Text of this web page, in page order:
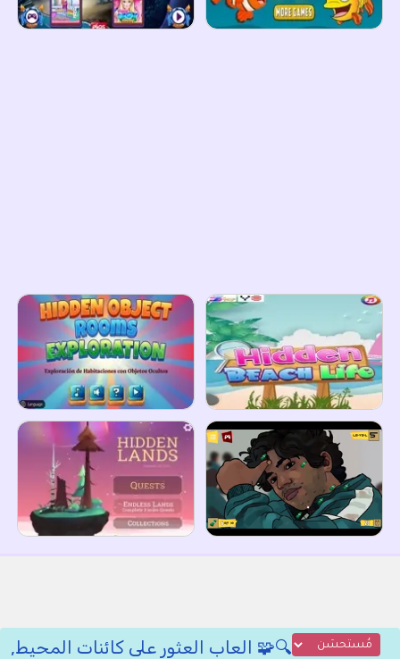
🔍🧩 العاب العثور على كائنات المحيط,